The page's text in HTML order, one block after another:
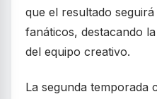
que el resultado
fanáticos, destacando
del equipo creativo.
La segunda temporada